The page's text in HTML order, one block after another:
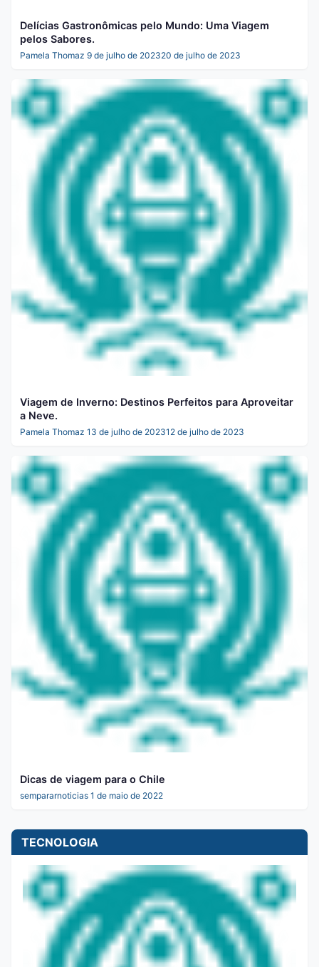
Delícias Gastronômicas pelo Mundo: Uma Viagem
pelos Sabores.
Pamela Thomaz 9 de julho de 202320 de julho de 2023
Viagem de Inverno: Destinos Perfeitos para Aproveitar
a Neve.
Pamela Thomaz 13 de julho de 202312 de julho de 2023
Dicas de viagem para o Chile
sempararnoticias 1 de maio de 2022
TECNOLOGIA